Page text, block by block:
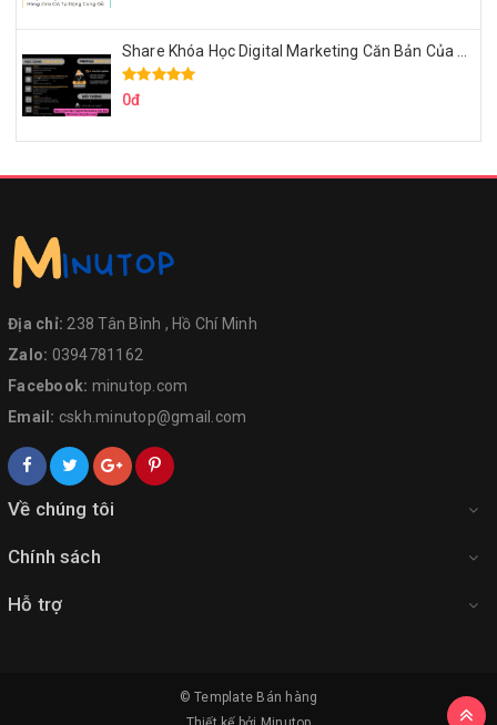
0đ
Địa chỉ: 238 Tân Bình , Hồ Chí Minh
Zalo: 0394781162
Facebook: minutop.com
Email: cskh.minutop@gmail.com
Về chúng tôi
Chính sách
Hỗ trợ
© Template Bán hàng